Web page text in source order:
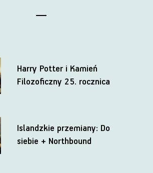
Harry Potter i Kamień
Filozoficzny 25. rocznica
Islandzkie przemiany: Do
siebie + Northbound